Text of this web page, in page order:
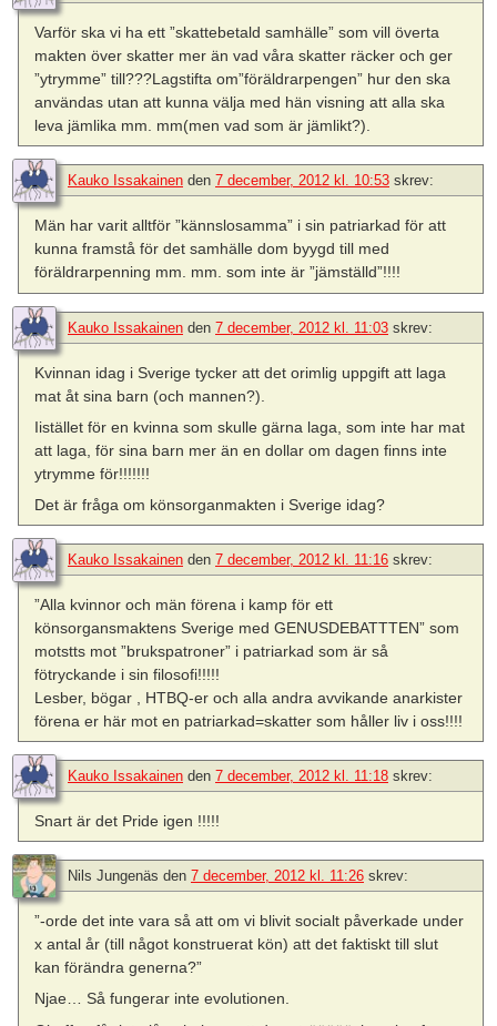
Varför ska vi ha ett ”skattebetald samhälle” som vill överta
makten över skatter mer än vad våra skatter räcker och ger
”ytrymme” till???Lagstifta om”föräldrarpengen” hur den ska
användas utan att kunna välja med hän visning att alla ska
leva jämlika mm. mm(men vad som är jämlikt?).
Kauko Issakainen den 7 december, 2012 kl. 10:53 skrev:
Män har varit alltför ”kännslosamma” i sin patriarkad för att
kunna framstå för det samhälle dom byygd till med
föräldrarpenning mm. mm. som inte är ”jämställd”!!!!
Kauko Issakainen den 7 december, 2012 kl. 11:03 skrev:
Kvinnan idag i Sverige tycker att det orimlig uppgift att laga
mat åt sina barn (och mannen?).
Iistället för en kvinna som skulle gärna laga, som inte har mat
att laga, för sina barn mer än en dollar om dagen finns inte
ytrymme för!!!!!!!
Det är fråga om könsorganmakten i Sverige idag?
Kauko Issakainen den 7 december, 2012 kl. 11:16 skrev:
”Alla kvinnor och män förena i kamp för ett
könsorgansmaktens Sverige med GENUSDEBATTTEN” som
motstts mot ”brukspatroner” i patriarkad som är så
fötryckande i sin filosofi!!!!!
Lesber, bögar , HTBQ-er och alla andra avvikande anarkister
förena er här mot en patriarkad=skatter som håller liv i oss!!!!
Kauko Issakainen den 7 december, 2012 kl. 11:18 skrev:
Snart är det Pride igen !!!!!
Nils Jungenäs den 7 december, 2012 kl. 11:26 skrev:
”-orde det inte vara så att om vi blivit socialt påverkade under
x antal år (till något konstruerat kön) att det faktiskt till slut
kan förändra generna?”
Njae… Så fungerar inte evolutionen.